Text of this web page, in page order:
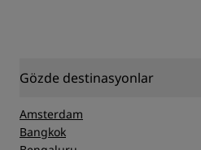
Gözde destinasyonlar
Amsterdam
Bangkok